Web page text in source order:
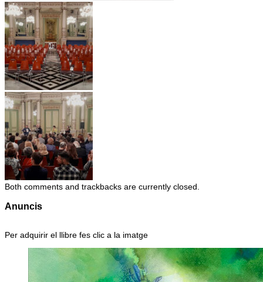
Both comments and trackbacks are currently closed.
Anuncis
Per adquirir el llibre fes clic a la imatge